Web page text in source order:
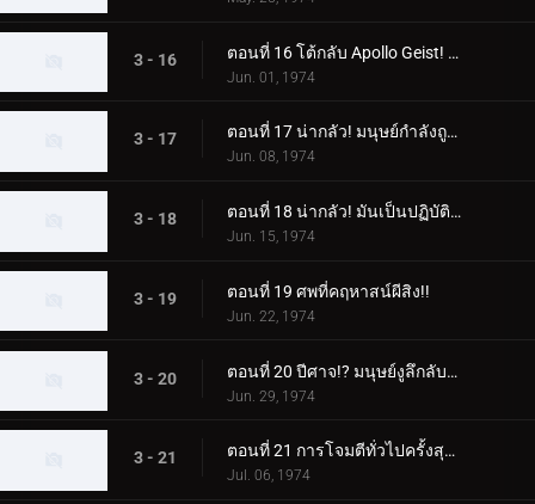
3 - 16 ตอนที่ 16 โต้กลับ Apollo Geist! เอ็กซ์ไรเดอร์ตกอยู่ในอันตราย!!
Jun. 01, 1974
3 - 17 ตอนที่ 17 น่ากลัว! มนุษย์กำลังถูกสร้างเป็นหนังสือ!!
Jun. 08, 1974
3 - 18 ตอนที่ 18 น่ากลัว! มันเป็นปฏิบัติการปลอมตัวแมวของพระเจ้า!!
Jun. 15, 1974
3 - 19 ตอนที่ 19 ศพที่คฤหาสน์ผีสิง!!
Jun. 22, 1974
3 - 20 ตอนที่ 20 ปีศาจ!? มนุษย์งูลึกลับปรากฏตัว!!
Jun. 29, 1974
3 - 21 ตอนที่ 21 การโจมตีทั่วไปครั้งสุดท้ายของ Apollo Geist!!
Jul. 06, 1974